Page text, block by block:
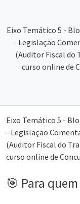
Eixo Temático 5 -
- Legislação
(Auditor Fiscal do
curso online de
Eixo Temático 5 -
- Legislação
(Auditor Fiscal do
curso online de
🎯 Para